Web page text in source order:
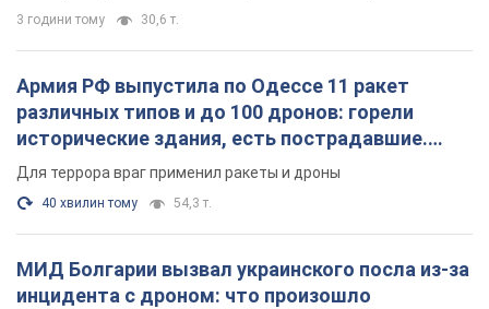
3 години тому 30,6 т.
Армия РФ выпустила по Одессе 11 ракет
различных типов и до 100 дронов: горели
исторические здания, есть пострадавшие.
Фото и видео
Для террора враг применил ракеты и дроны
40 хвилин тому 54,3 т.
МИД Болгарии вызвал украинского посла из-за
инцидента с дроном: что произошло